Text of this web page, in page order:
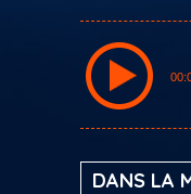
DANS LA